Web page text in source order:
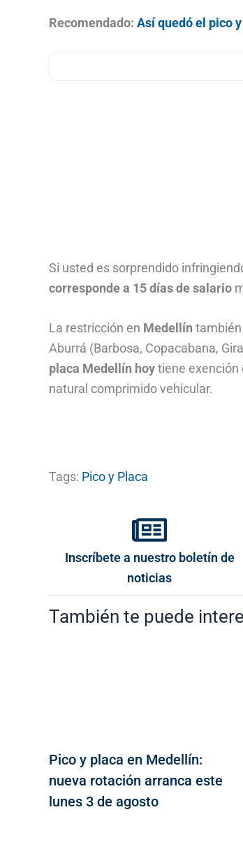
Recomendado: Así quedó el pico
Si usted es sorprendido
corresponde a 15 días de salario
La restricción en Medellín
Aburrá (Barbosa, Copacabana,
placa Medellín hoytiene exención
natural comprimido vehicular.
Tags: Pico y Placa
Inscríbete a nuestro boletín de
noticias
También te puede
Pico y placa en Medellín:
nueva rotación arranca este
lunes 3 de agosto